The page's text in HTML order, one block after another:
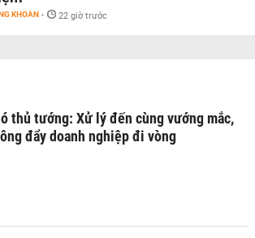
KHOÁN - 22 giờ trước
thủ tướng: Xử lý đến cùng vướng mắc,
đẩy doanh nghiệp đi vòng